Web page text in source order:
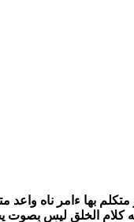
بها ءامر ناه واعد
كلام الخلق ليس